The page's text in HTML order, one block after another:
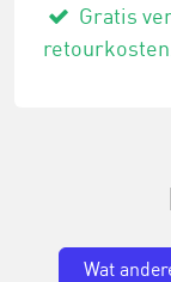
Gratis
retourkosten.
Wat